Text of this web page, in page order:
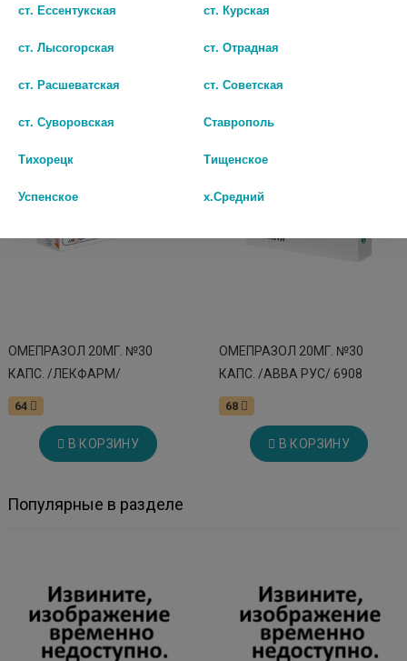
ОМЕПРАЗОЛ 20МГ. №30
КАПС. /ЛЕКФАРМ/
64
В КОРЗИНУ
ОМЕПРАЗОЛ 20МГ. №30
КАПС. /АВВА РУС/ 6908
68
В КОРЗИНУ
Популярные в разделе
ст. Ессентукская ст. Курская
ст. Лысогорская ст. Отрадная
ст. Расшеватская ст. Советская
ст. Суворовская Ставрополь
Тихорецк Тищенское
Успенское х.Средний